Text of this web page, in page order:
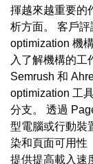
揮越來越重要的
析方面。 客戶
optimization 機
入了解機構的工
Semrush 和
optimization 工
分支。 透過
型電腦或行動裝
染和頁面可用性
提供提高載入速